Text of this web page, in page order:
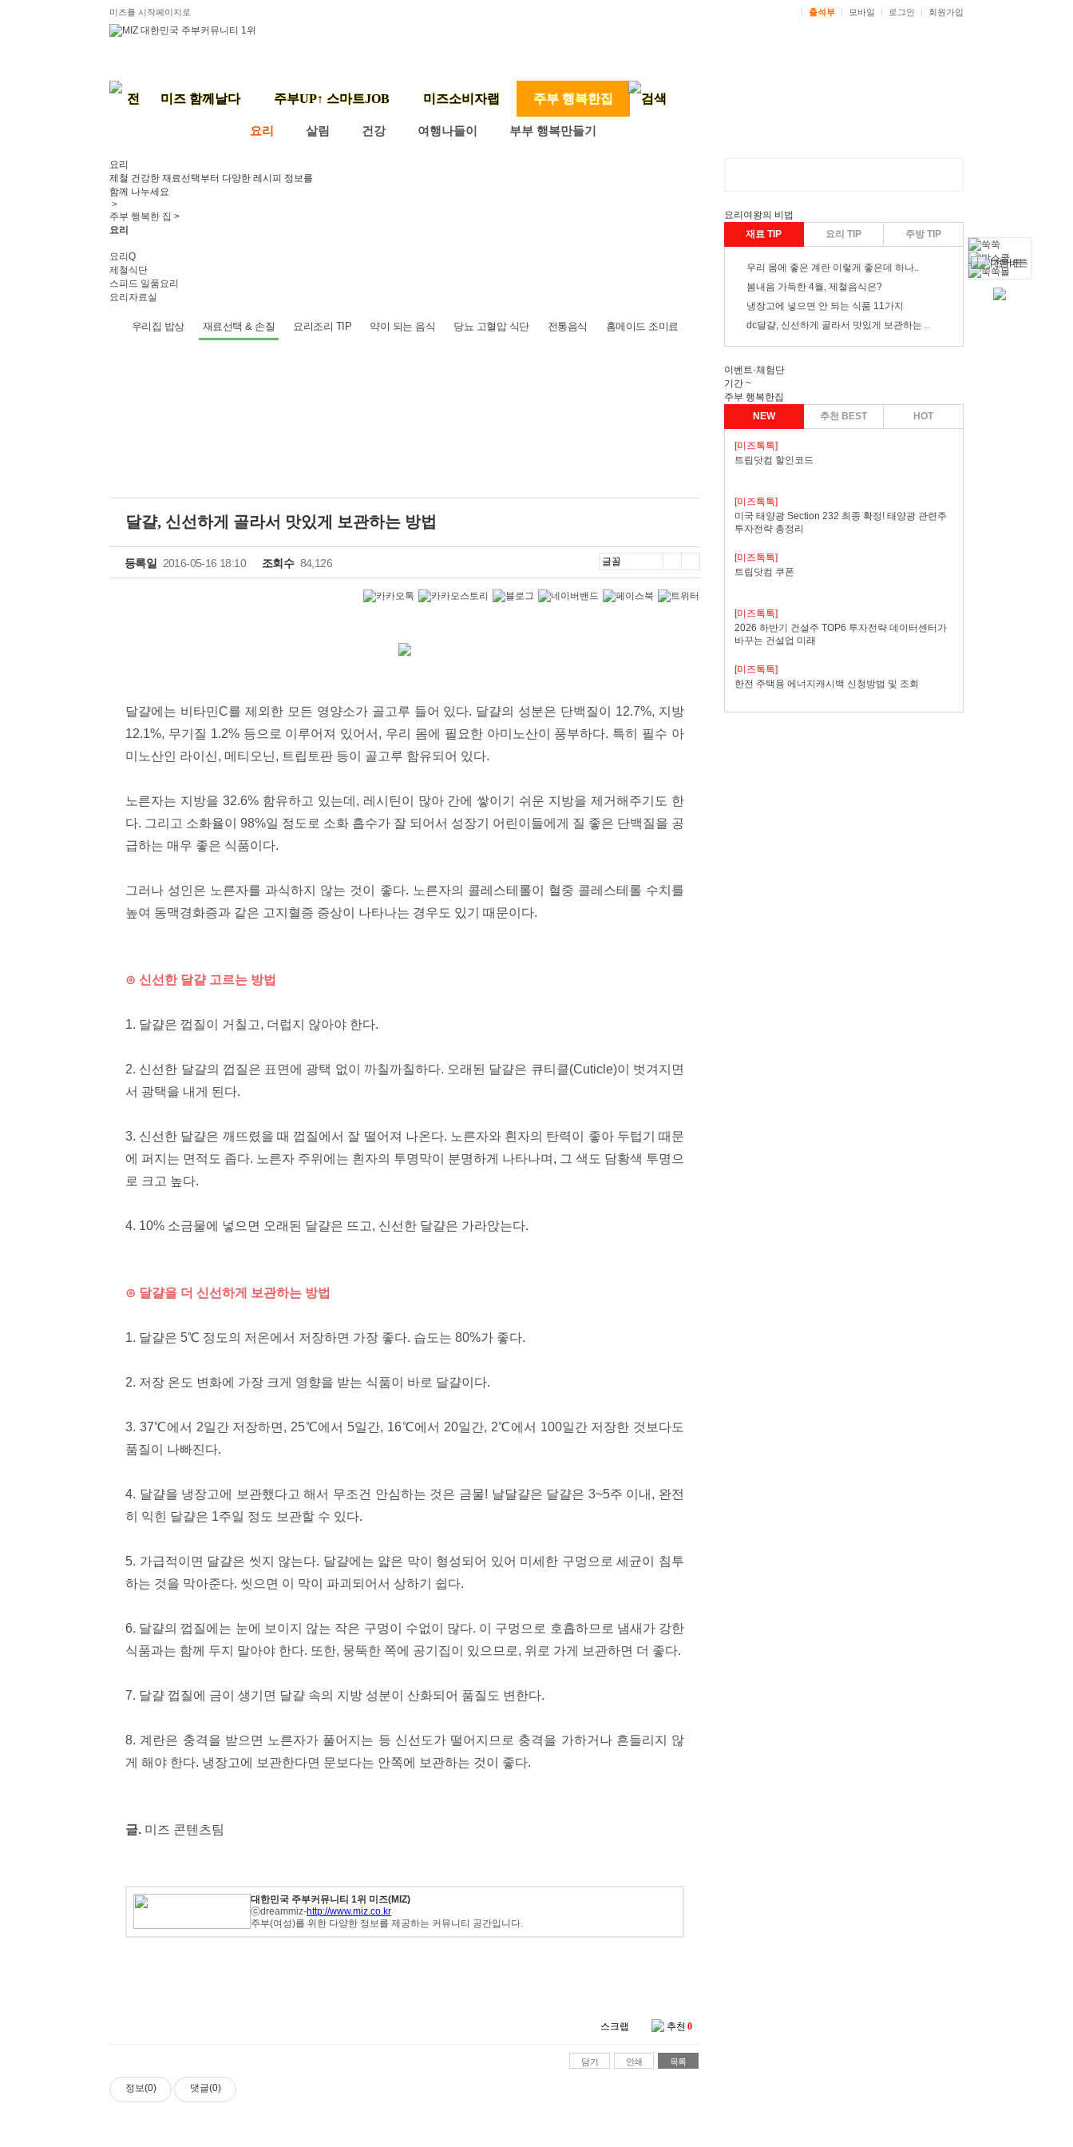
미즈를 시작페이지로 출석부 모바일 로그인 회원가입
미즈 함께날다 주부UP↑ 스마트JOB 미즈소비자랩 주부 행복한집
요리 살림 건강 여행나들이 부부 행복만들기
요리
제철 건강한 재료선택부터 다양한 레시피 정보를
함께 나누세요
>
주부 행복한 집 >
요리
요리Q
제철식단
스피드 일품요리
요리자료실
우리집 밥상 재료선택 & 손질 요리조리 TIP 약이 되는 음식 당뇨 고혈압 식단 전통음식 홈메이드 조미료
달걀, 신선하게 골라서 맛있게 보관하는 방법
등록일 2016-05-16 18:10 조회수 84,126
달걀에는 비타민C를 제외한 모든 영양소가 골고루 들어 있다. 달걀의 성분은 단백질이 12.7%, 지방
12.1%, 무기질 1.2% 등으로 이루어져 있어서, 우리 몸에 필요한 아미노산이 풍부하다. 특히 필수 아
미노산인 라이신, 메티오닌, 트립토판 등이 골고루 함유되어 있다.
노른자는 지방을 32.6% 함유하고 있는데, 레시틴이 많아 간에 쌓이기 쉬운 지방을 제거해주기도 한
다. 그리고 소화율이 98%일 정도로 소화 흡수가 잘 되어서 성장기 어린이들에게 질 좋은 단백질을 공
급하는 매우 좋은 식품이다.
그러나 성인은 노른자를 과식하지 않는 것이 좋다. 노른자의 콜레스테롤이 혈중 콜레스테롤 수치를
높여 동맥경화증과 같은 고지혈증 증상이 나타나는 경우도 있기 때문이다.
⊙ 신선한 달걀 고르는 방법
1. 달걀은 껍질이 거칠고, 더럽지 않아야 한다.
2. 신선한 달걀의 껍질은 표면에 광택 없이 까칠까칠하다. 오래된 달걀은 큐티클(Cuticle)이 벗겨지면
서 광택을 내게 된다.
3. 신선한 달걀은 깨뜨렸을 때 껍질에서 잘 떨어져 나온다. 노른자와 흰자의 탄력이 좋아 두텁기 때문
에 퍼지는 면적도 좁다. 노른자 주위에는 흰자의 투명막이 분명하게 나타나며, 그 색도 담황색 투명으
로 크고 높다.
4. 10% 소금물에 넣으면 오래된 달걀은 뜨고, 신선한 달걀은 가라앉는다.
⊙ 달걀을 더 신선하게 보관하는 방법
1. 달걀은 5℃ 정도의 저온에서 저장하면 가장 좋다. 습도는 80%가 좋다.
2. 저장 온도 변화에 가장 크게 영향을 받는 식품이 바로 달걀이다.
3. 37℃에서 2일간 저장하면, 25℃에서 5일간, 16℃에서 20일간, 2℃에서 100일간 저장한 것보다도
품질이 나빠진다.
4. 달걀을 냉장고에 보관했다고 해서 무조건 안심하는 것은 금물! 날달걀은 달걀은 3~5주 이내, 완전
히 익힌 달걀은 1주일 정도 보관할 수 있다.
5. 가급적이면 달걀은 씻지 않는다. 달걀에는 얇은 막이 형성되어 있어 미세한 구멍으로 세균이 침투
하는 것을 막아준다. 씻으면 이 막이 파괴되어서 상하기 쉽다.
6. 달걀의 껍질에는 눈에 보이지 않는 작은 구멍이 수없이 많다. 이 구멍으로 호흡하므로 냄새가 강한
식품과는 함께 두지 말아야 한다. 또한, 뭉뚝한 쪽에 공기집이 있으므로, 위로 가게 보관하면 더 좋다.
7. 달걀 껍질에 금이 생기면 달걀 속의 지방 성분이 산화되어 품질도 변한다.
8. 계란은 충격을 받으면 노른자가 풀어지는 등 신선도가 떨어지므로 충격을 가하거나 흔들리지 않
게 해야 한다. 냉장고에 보관한다면 문보다는 안쪽에 보관하는 것이 좋다.
글. 미즈 콘텐츠팀
대한민국 주부커뮤니티 1위 미즈(MIZ)
ⓒdreammiz-http://www.miz.co.kr
주부(여성)를 위한 다양한 정보를 제공하는 커뮤니티 공간입니다.
스크랩 추천 0
담기 인쇄 목록
정보(0) 댓글(0)
요리여왕의 비법
재료 TIP
요리 TIP 주방 TIP
우리 몸에 좋은 계란 이렇게 좋은데 하나..
봄내음 가득한 4월, 제철음식은?
냉장고에 넣으면 안 되는 식품 11가지
dc달걀, 신선하게 골라서 맛있게 보관하는 ..
이벤트·체험단
기간 ~
주부 행복한집
NEW
추천 BEST HOT
[미즈톡톡]
트립닷컴 할인코드
[미즈톡톡]
미국 태양광 Section 232 최종 확정! 태양광 관련주
투자전략 총정리
[미즈톡톡]
트립닷컴 쿠폰
[미즈톡톡]
2026 하반기 건설주 TOP6 투자전략 데이터센터가
바꾸는 건설업 미래
[미즈톡톡]
한전 주택용 에너지캐시백 신청방법 및 조회